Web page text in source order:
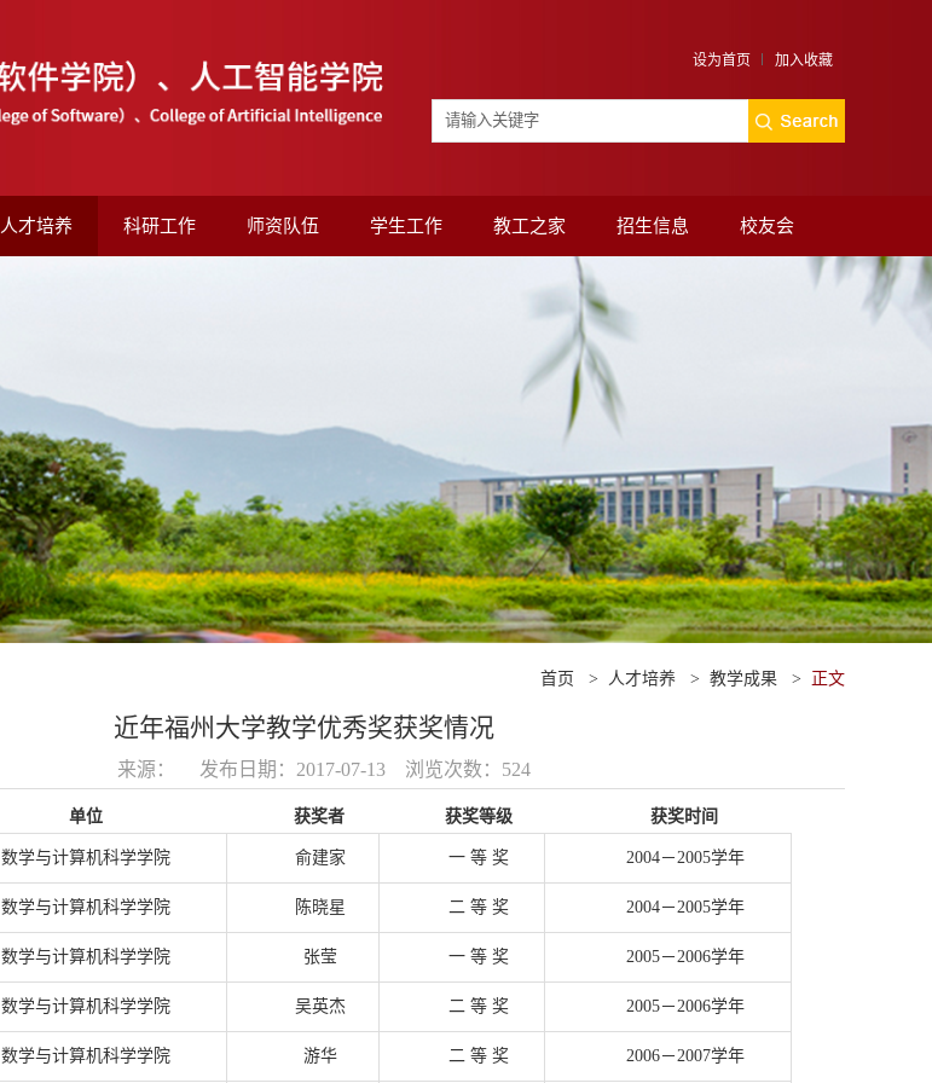
设为首页 加入收藏
人才培养 科研工作 师资队伍 学生工作 教工之家 招生信息 校友会
首页 > 人才培养 > 教学成果 > 正文
近年福州大学教学优秀奖获奖情况
来源： 发布日期：2017-07-13 浏览次数： 524
单位 获奖者 获奖等级 获奖时间
数学与计算机科学学院 俞建家 一 等 奖 2004－2005学年
数学与计算机科学学院 陈晓星 二 等 奖 2004－2005学年
数学与计算机科学学院 张莹 一 等 奖 2005－2006学年
数学与计算机科学学院 吴英杰 二 等 奖 2005－2006学年
数学与计算机科学学院 游华 二 等 奖 2006－2007学年